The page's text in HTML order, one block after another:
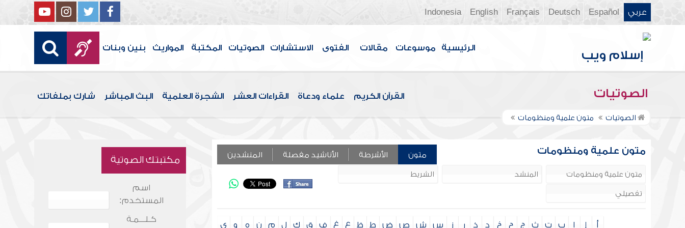
عربي Español
Deutsch
Français
English
Indonesia
الرئيسية موسوعات مقالات الفتوى الاستشارات الصوتيات المكتبة المواريث بنين وبنات
الصوتيات القرآن الكريم علماء ودعاة القراءات العشر الشجرة العلمية البث المباشر شارك بملفاتك
الصوتيات متون علمية ومنظومات
متون علمية ومنظومات متون الأشرطة الأناشيد مفصلة المنشدين
أ إ ا ب ت ث ج ح خ د ذ ر ز س ش ص ض ط ظ ع غ ف ق ك ل م ن ه و ي
مكتبتك الصوتية
اسم
المستخدم:
كـلـــمـة